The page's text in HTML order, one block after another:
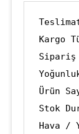
Kargo
Ürün
Stok
Hava